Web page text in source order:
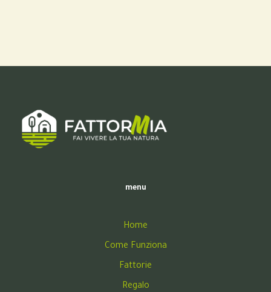
menu
Home
Come Funziona
Fattorie
Regalo